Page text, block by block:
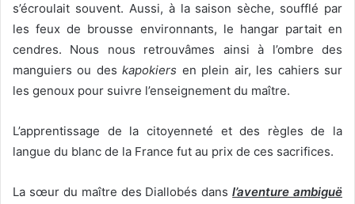
s’écroulait souvent. Aussi, à la saison sèche, soufflé par
les feux de brousse environnants, le hangar partait en
cendres. Nous nous retrouvâmes ainsi à l’ombre des
manguiers ou deskapokiers en plein air, les cahiers sur
les genoux pour suivre l’enseignement du maître.
L’apprentissage de la citoyenneté et des règles de la
langue du blanc de la France fut au prix de ces sacrifices.
La sœur du maître des Diallobés dansl’aventure ambiguë